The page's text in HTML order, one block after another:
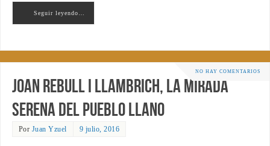
Seguir leyendo…
NO HAY COMENTARIOS
Joan Rebull i Llambrich, la mirada
serena del pueblo llano
Por Juan Yzuel 9 julio, 2016